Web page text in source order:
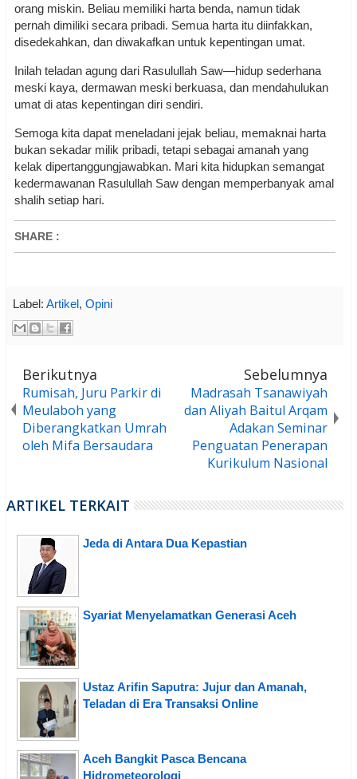
orang miskin. Beliau memiliki harta benda, namun tidak
pernah dimiliki secara pribadi. Semua harta itu diinfakkan,
disedekahkan, dan diwakafkan untuk kepentingan umat.
Inilah teladan agung dari Rasulullah Saw—hidup sederhana
meski kaya, dermawan meski berkuasa, dan mendahulukan
umat di atas kepentingan diri sendiri.
Semoga kita dapat meneladani jejak beliau, memaknai harta
bukan sekadar milik pribadi, tetapi sebagai amanah yang
kelak dipertanggungjawabkan. Mari kita hidupkan semangat
kedermawanan Rasulullah Saw dengan memperbanyak amal
shalih setiap hari.
SHARE :
Label: Artikel, Opini
Berikutnya
Rumisah, Juru Parkir di
Meulaboh yang
Diberangkatkan Umrah
oleh Mifa Bersaudara
Sebelumnya
Madrasah Tsanawiyah
dan Aliyah Baitul Arqam
Adakan Seminar
Penguatan Penerapan
Kurikulum Nasional
ARTIKEL TERKAIT
Jeda di Antara Dua Kepastian
Syariat Menyelamatkan Generasi Aceh
Ustaz Arifin Saputra: Jujur dan Amanah,
Teladan di Era Transaksi Online
Aceh Bangkit Pasca Bencana
Hidrometeorologi